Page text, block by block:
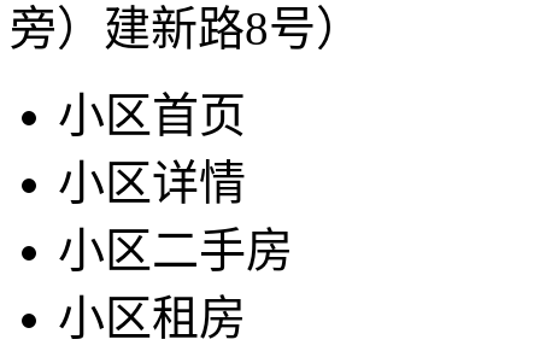
旁）建新路8号）
小区首页
小区详情
小区二手房
小区租房